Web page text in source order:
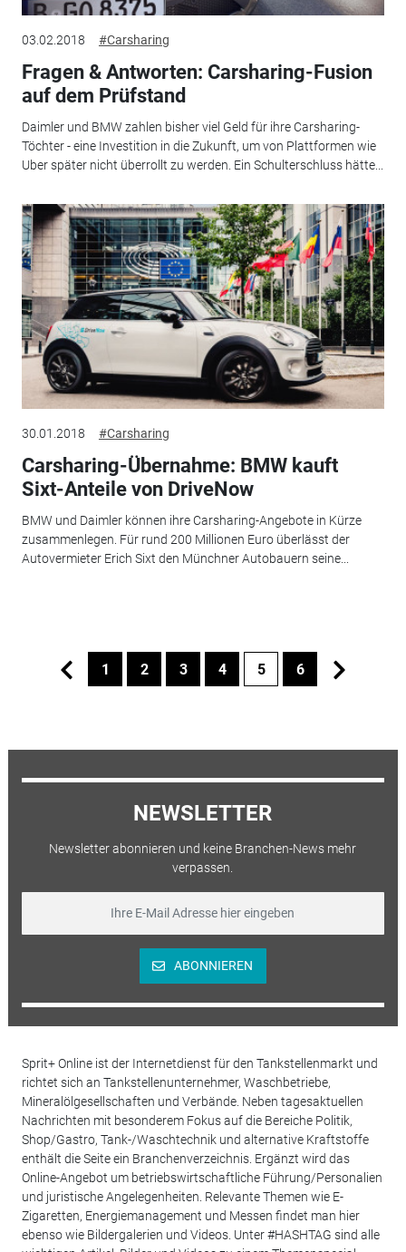
03.02.2018 #Carsharing
Fragen & Antworten: Carsharing-Fusion
auf dem Prüfstand
Daimler und BMW zahlen bisher viel Geld für ihre Carsharing-
Töchter - eine Investition in die Zukunft, um von Plattformen wie
Uber später nicht überrollt zu werden. Ein Schulterschluss hätte...
30.01.2018 #Carsharing
Carsharing-Übernahme: BMW kauft
Sixt-Anteile von DriveNow
BMW und Daimler können ihre Carsharing-Angebote in Kürze
zusammenlegen. Für rund 200 Millionen Euro überlässt der
Autovermieter Erich Sixt den Münchner Autobauern seine...
1 2 3 4 5 6
NEWSLETTER
Newsletter abonnieren und keine Branchen-News mehr
verpassen.
ABONNIEREN
Sprit+ Online ist der Internetdienst für den Tankstellenmarkt und
richtet sich an Tankstellenunternehmer, Waschbetriebe,
Mineralölgesellschaften und Verbände. Neben tagesaktuellen
Nachrichten mit besonderem Fokus auf die Bereiche Politik,
Shop/Gastro, Tank-/Waschtechnik und alternative Kraftstoffe
enthält die Seite ein Branchenverzeichnis. Ergänzt wird das
Online-Angebot um betriebswirtschaftliche Führung/Personalien
und juristische Angelegenheiten. Relevante Themen wie E-
Zigaretten, Energiemanagement und Messen findet man hier
ebenso wie Bildergalerien und Videos. Unter #HASHTAG sind alle